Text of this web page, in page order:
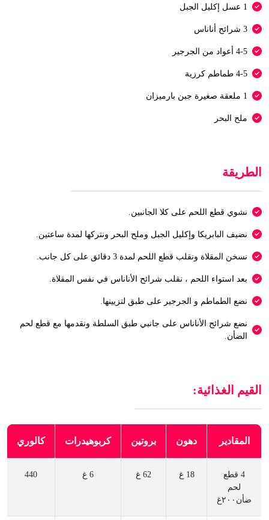
1 عسل إكليل الجبل
3 شرائح أناناس
4-5 أعواد من الجرجير
4-5 طماطم كرزية
1 ملعقة صغيرة جبن بارميزان
ملح البحر
الطريقة
نشوي قطع اللحم على كلا الجانبين.
نضيف البابريكا وإكليل الجبل وملح البحر ونتركها لمدة ساعتين.
نسخن المقلاة ونقلب قطع اللحم لمدة 3 دقائق على كل جانب.
بعد استواء اللحم ، نقلب شرائح الأناناس في نفس المقلاة.
نضع الطماطم و الجرجير على طبق لتزيينها.
نضع شرائح الأناناس على جانبي طبق السلطة ونقدمها مع قطع لحم
الضأن.
القيم الغذائية:
المقادير دهون بروتين كربوهيدرات كالوري
4 قطع
لحم
ضأن٢٠٠غ
18 غ 62 غ 6 غ 440